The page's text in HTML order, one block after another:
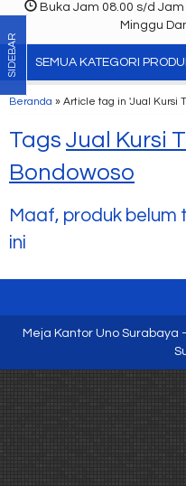
Buka Jam 08.00 s/d
Minggu
SEMUA KATEGORI
Beranda » Article tag in 'Jual Kursi
Tags Jual Kursi
Bondowoso
Maaf, produk
ini
SIDEBAR
Meja Kantor Uno Surabaya